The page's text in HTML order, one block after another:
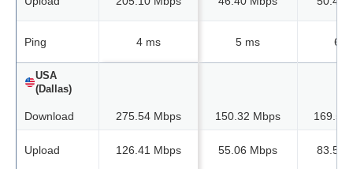
Ping
USA
(Dallas)
Download
Upload
4 ms
275.54 Mbps
126.41 Mbps
5 ms
150.32 Mbps
55.06 Mbps
6
169.58
83.50